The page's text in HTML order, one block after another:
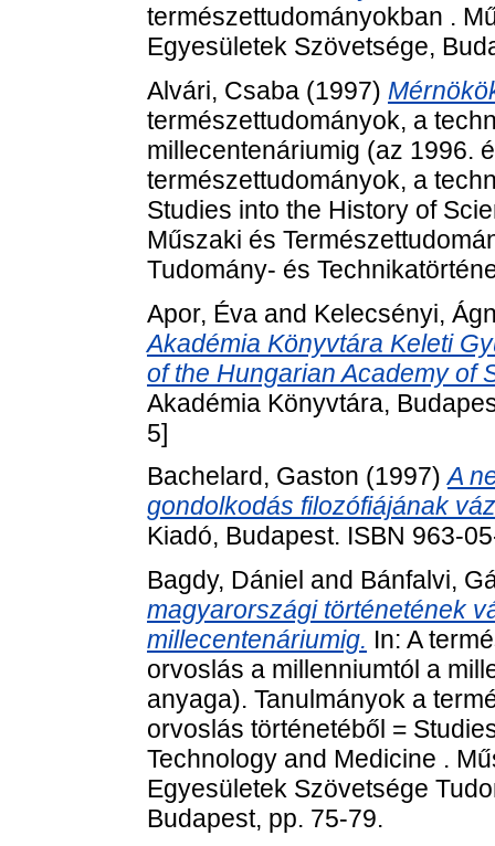
természettudományokban .
Egyesületek Szövetsége,
Alvári, Csaba (1997)
természettudományok, a
millecentenáriumig (az 1996.
természettudományok, a
Studies into the History of
Műszaki és
Tudomány- és
Apor, Éva and Kelecsényi,
Akadémia Könyvtára Keleti
of the Hungarian Academy of
Akadémia Könyvtára,
5]
Bachelard, Gaston (1997)A
gondolkodás filozófiájának
Kiadó, Budapest. ISBN 963-
Bagdy, Dániel and Bánfalvi,
magyarországi történetének
millecentenáriumig. In: A
orvoslás a millenniumtól a
anyaga). Tanulmányok a
orvoslás történetéből =
Technology and Medicine .
Egyesületek Szövetsége
Budapest, pp. 75-79.